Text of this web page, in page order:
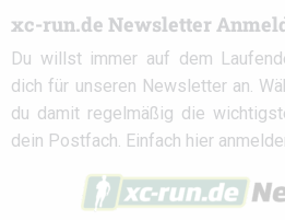
xc-run.de Newsletter
Du willst immer auf dem
dich für unseren Newsletter an.
du damit regelmäßig die
dein Postfach. Einfach hier